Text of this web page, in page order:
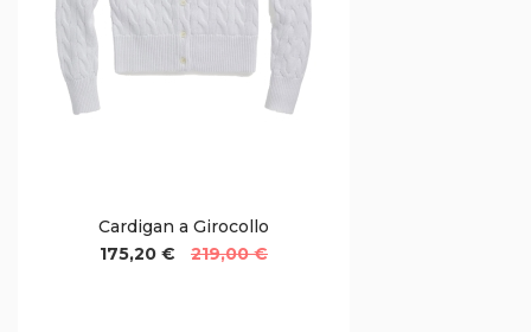
Cardigan a Girocollo
175,20 €
219,00 €